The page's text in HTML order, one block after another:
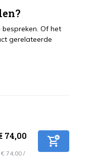
Of het
gerelateerde
74,00
€ 74,00/